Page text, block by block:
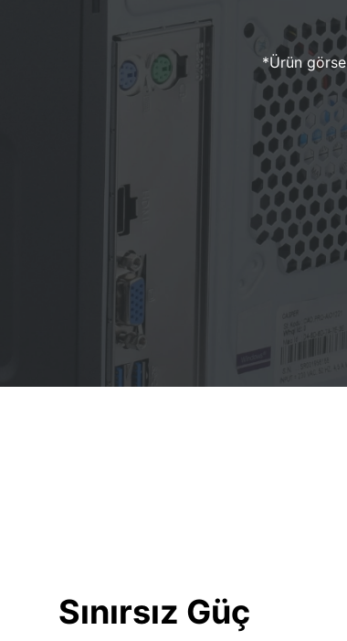
*Ürün
Sınırsız Güç